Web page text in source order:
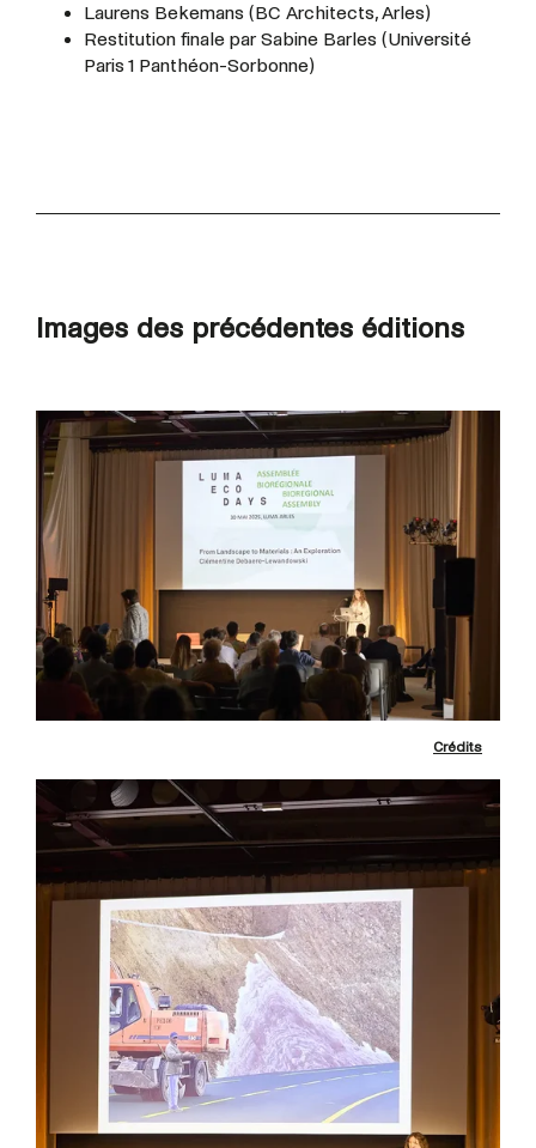
Laurens Bekemans (BC Architects, Arles)
Restitution finale par Sabine Barles (Université
Paris 1 Panthéon-Sorbonne)
Images des précédentes éditions
Crédits